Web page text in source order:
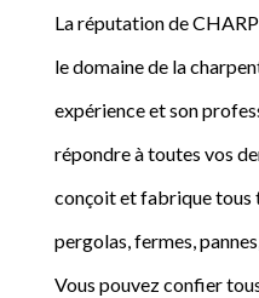
La réputation de
le domaine de la
expérience et son
répondre à toutes vos
conçoit et fabrique tous
pergolas, fermes,
Vous pouvez confier